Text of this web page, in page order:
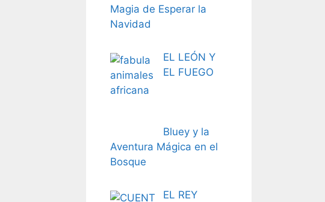
Magia de Esperar la
Navidad
EL LEÓN Y
EL FUEGO
Bluey y la
Aventura Mágica en el
Bosque
EL REY